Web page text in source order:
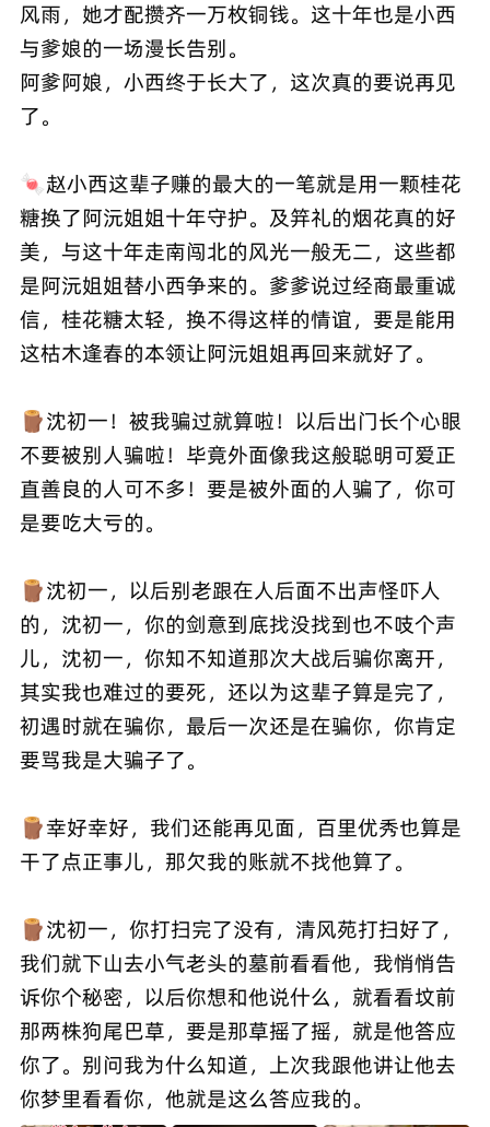
风雨，她才配攒齐一万枚铜钱。这十年也是小西
与爹娘的一场漫长告别。
阿爹阿娘，小西终于长大了，这次真的要说再见
了。
🍬赵小西这辈子赚的最大的一笔就是用一颗桂花
糖换了阿沅姐姐十年守护。及笄礼的烟花真的好
美，与这十年走南闯北的风光一般无二，这些都
是阿沅姐姐替小西争来的。爹爹说过经商最重诚
信，桂花糖太轻，换不得这样的情谊，要是能用
这枯木逢春的本领让阿沅姐姐再回来就好了。
🪵沈初一！被我骗过就算啦！以后出门长个心眼
不要被别人骗啦！毕竟外面像我这般聪明可爱正
直善良的人可不多！要是被外面的人骗了，你可
是要吃大亏的。
🪵沈初一，以后别老跟在人后面不出声怪吓人
的，沈初一，你的剑意到底找没找到也不吱个声
儿，沈初一，你知不知道那次大战后骗你离开，
其实我也难过的要死，还以为这辈子算是完了，
初遇时就在骗你，最后一次还是在骗你，你肯定
要骂我是大骗子了。
🪵幸好幸好，我们还能再见面，百里优秀也算是
干了点正事儿，那欠我的账就不找他算了。
🪵沈初一，你打扫完了没有，清风苑打扫好了，
我们就下山去小气老头的墓前看看他，我悄悄告
诉你个秘密，以后你想和他说什么，就看看坟前
那两株狗尾巴草，要是那草摇了摇，就是他答应
你了。别问我为什么知道，上次我跟他讲让他去
你梦里看看你，他就是这么答应我的。